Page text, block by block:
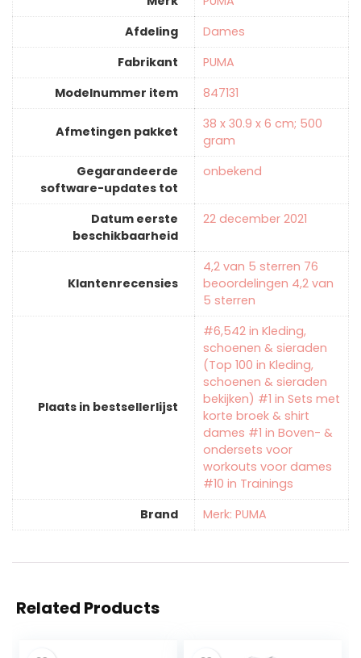
Afdeling
‎Dames
Fabrikant
‎PUMA
Modelnummer item
‎847131
Afmetingen pakket
‎38 x 30.9 x 6 cm; 500
gram
Gegarandeerde
software-updates tot
‎onbekend
Datum eerste
beschikbaarheid
22 december 2021
Klantenrecensies
4,2 van 5 sterren 76
beoordelingen 4,2 van
5 sterren
Plaats in bestsellerlijst
#6,542 in Kleding,
schoenen & sieraden
(Top 100 in Kleding,
schoenen & sieraden
bekijken) #1 in Sets met
korte broek & shirt
dames #1 in Boven- &
ondersets voor
workouts voor dames
#10 in Trainings
Brand
Merk: PUMA
Related Products